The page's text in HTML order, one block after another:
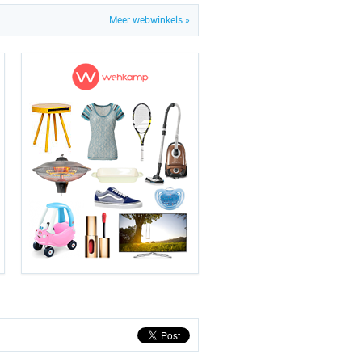
Meer webwinkels »